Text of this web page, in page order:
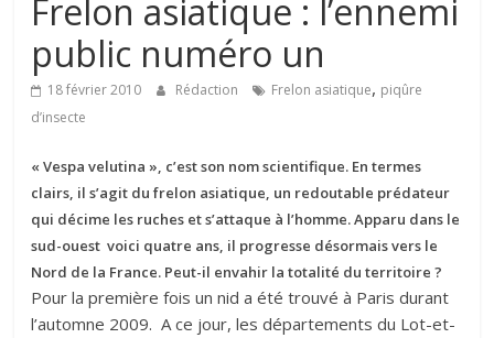
toute
famille
Frelon asiatique : l’ennemi
public numéro un
18 février 2010 Rédaction Frelon asiatique, piqûre
d’insecte
« Vespa velutina », c’est son nom scientifique. En termes
clairs, il s’agit du frelon asiatique, un redoutable prédateur
qui décime les ruches et s’attaque à l’homme. Apparu dans le
sud-ouest voici quatre ans, il progresse désormais vers le
Nord de la France. Peut-il envahir la totalité du territoire ?
Pour la première fois un nid a été trouvé à Paris durant
l’automne 2009. A ce jour, les départements du Lot-et-